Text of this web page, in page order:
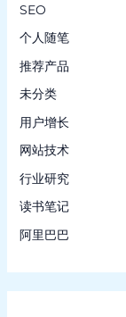
SEO
个人随笔
推荐产品
未分类
用户增长
网站技术
行业研究
读书笔记
阿里巴巴